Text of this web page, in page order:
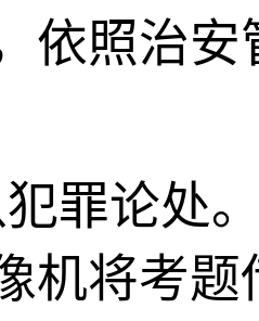
依照治
罪论处
机将考